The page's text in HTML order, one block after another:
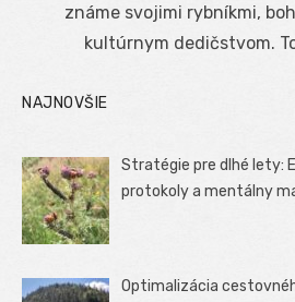
známe svojimi rybníkmi,
kultúrnym dedičstvom.
NAJNOVŠIE
Stratégie pre dlhé lety:
protokoly a mentálny
Optimalizácia